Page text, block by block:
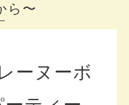
ら〜
ーヌーボ